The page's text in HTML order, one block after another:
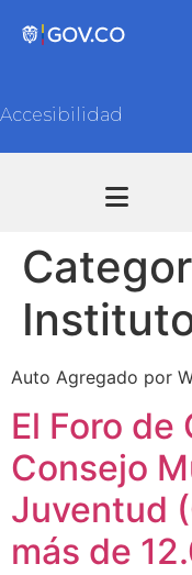
Accesibilidad
Auto Agregado por
El Foro de
Consejo
Juventud
más de